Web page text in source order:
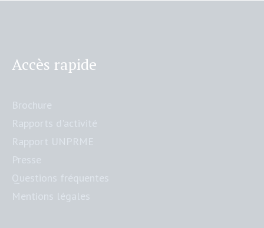
Accès rapide